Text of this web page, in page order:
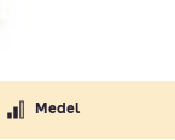
Medel